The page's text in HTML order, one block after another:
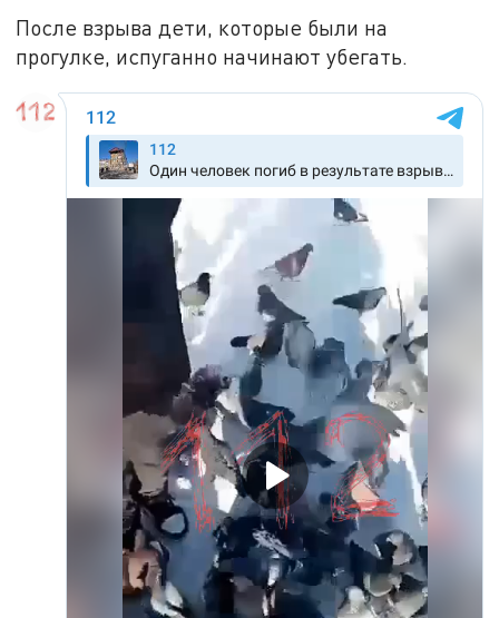
После взрыва дети, которые были на
прогулке, испуганно начинают убегать.